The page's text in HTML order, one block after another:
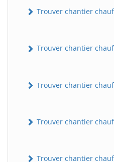
Trouver chantier
Trouver chantier
Trouver chantier
Trouver chantier
Trouver chantier